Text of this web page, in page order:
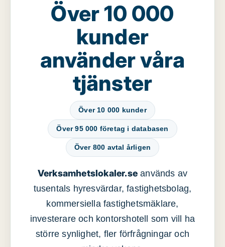
Över 10 000
kunder
använder våra
tjänster
Över 10 000 kunder
Över 95 000 företag i databasen
Över 800 avtal årligen
Verksamhetslokaler.se används av
tusentals hyresvärdar, fastighetsbolag,
kommersiella fastighetsmäklare,
investerare och kontorshotell som vill ha
större synlighet, fler förfrågningar och